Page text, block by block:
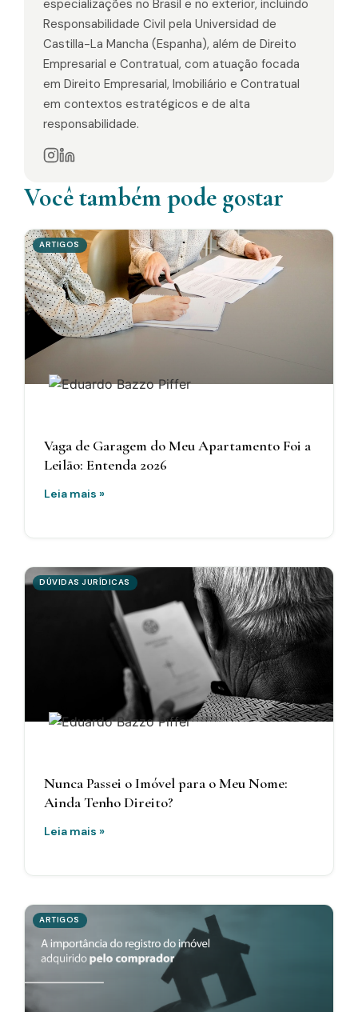
especializações no Brasil e no exterior, incluindo
Responsabilidade Civil pela Universidad de
Castilla-La Mancha (Espanha), além de Direito
Empresarial e Contratual, com atuação focada
em Direito Empresarial, Imobiliário e Contratual
em contextos estratégicos e de alta
responsabilidade.
Você também pode gostar
ARTIGOS
Vaga de Garagem do Meu Apartamento Foi a
Leilão: Entenda 2026
Leia mais »
DÚVIDAS JURÍDICAS
Nunca Passei o Imóvel para o Meu Nome:
Ainda Tenho Direito?
Leia mais »
ARTIGOS